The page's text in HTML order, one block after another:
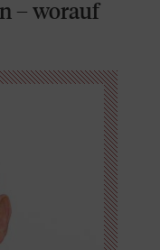
– worauf